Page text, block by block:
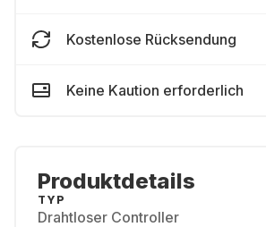
Kostenlose Rücksendung
Keine Kaution erforderlich
Produktdetails
TYP
Drahtloser Controller